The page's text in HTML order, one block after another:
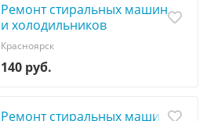
Ремонт стиральных машин
и холодильников
140 руб.
Красноярск
Ремонт стиральных машин